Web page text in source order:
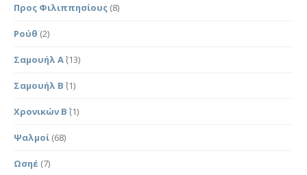
Προς Φιλιππησίους (8)
Ρούθ (2)
Σαμουήλ Α΄(13)
Σαμουήλ Β΄ (1)
Χρονικών Β΄ (1)
Ψαλμοί (68)
Ωσηέ (7)